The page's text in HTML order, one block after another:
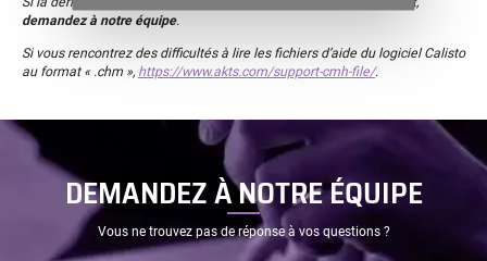
demandez à notre équipe.
Si vous rencontrez des difficultés à lire les fichiers d’aide du logiciel Calisto
au format « .chm », https://www.akts.com/support-cmh-file/.
DEMANDEZ À NOTRE ÉQUIPE
Vous ne trouvez pas de réponse à vos questions ?